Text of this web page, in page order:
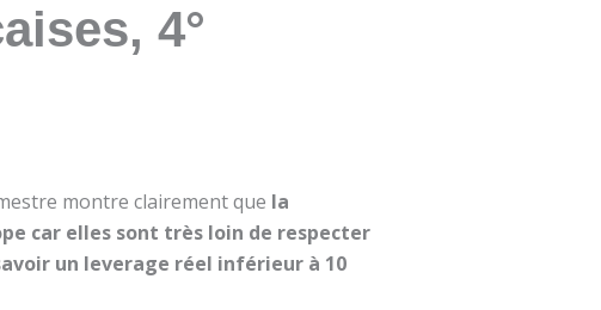
4°
montre clairement que la
car elles sont très loin de respecter
un leverage réel inférieur à 10